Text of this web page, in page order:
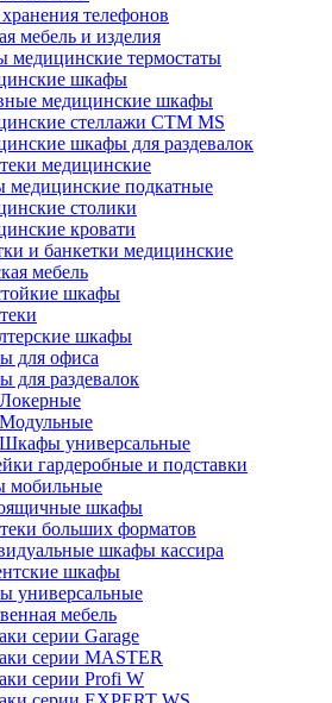
телефонов
мебель и изделия
медицинские термостаты
шкафы
медицинские шкафы
стеллажи CTM MS
шкафы для раздевалок
медицинские
медицинские подкатные
столики
кровати
и банкетки медицинские
мебель
шкафы
шкафы
для офиса
для раздевалок
Локерные
Модульные
Шкафы универсальные
гардеробные и подставки
мобильные
шкафы
больших форматов
шкафы кассира
шкафы
универсальные
мебель
серии Garage
серии MASTER
серии Profi W